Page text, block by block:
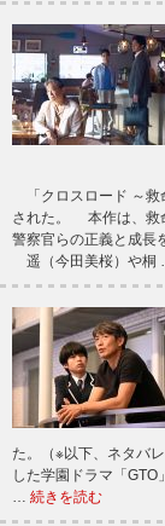
「クロスロード ～救
された。 本作は、救
警察官らの正義と成長
遥（今田美桜）や桐
た。（※以下、ネタバ
した学園ドラマ「
… 続きを読む